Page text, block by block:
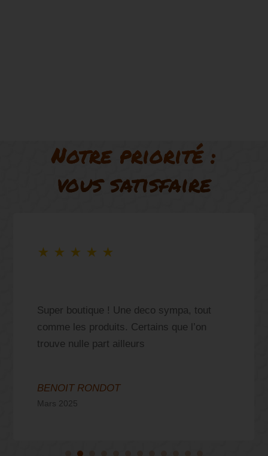
Notre priorité :
vous satisfaire
★ ★ ★ ★ ★
Super boutique ! Une deco sympa, tout
comme les produits. Certains que l’on
trouve nulle part ailleurs
BENOIT RONDOT
Mars 2025